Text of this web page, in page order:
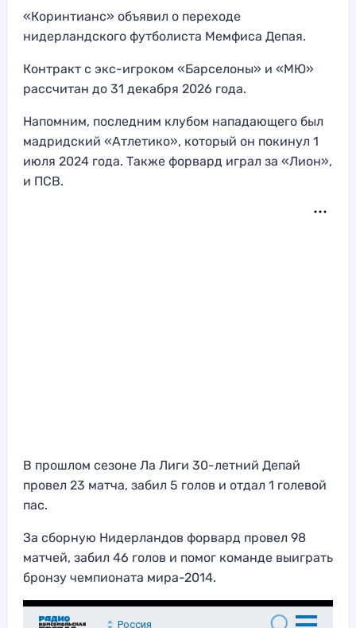
«Коринтианс» объявил о переходе
нидерландского футболиста Мемфиса Депая.
Контракт с экс-игроком «Барселоны» и «МЮ»
рассчитан до 31 декабря 2026 года.
Напомним, последним клубом нападающего был
мадридский «Атлетико», который он покинул 1
июля 2024 года. Также форвард играл за «Лион»,
и ПСВ.
В прошлом сезоне Ла Лиги 30-летний Депай
провел 23 матча, забил 5 голов и отдал 1 голевой
пас.
За сборную Нидерландов форвард провел 98
матчей, забил 46 голов и помог команде выиграть
бронзу чемпионата мира-2014.